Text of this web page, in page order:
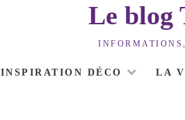
Le blog
INSPIRATION DÉCO LA